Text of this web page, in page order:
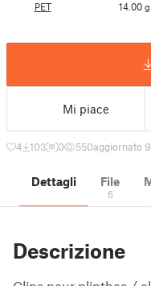
PET 14.00 g
Mi piace
4 103 0 550aggiornato
Dettagli File
6
Descrizione